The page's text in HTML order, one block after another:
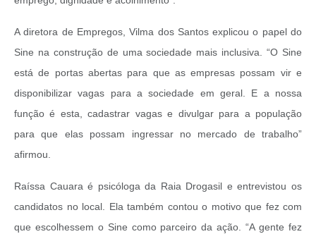
A diretora de Empregos, Vilma dos Santos explicou o papel do
Sine na construção de uma sociedade mais inclusiva. “O Sine
está de portas abertas para que as empresas possam vir e
disponibilizar vagas para a sociedade em geral. E a nossa
função é esta, cadastrar vagas e divulgar para a população
para que elas possam ingressar no mercado de trabalho”
afirmou.
Raíssa Cauara é psicóloga da Raia Drogasil e entrevistou os
candidatos no local. Ela também contou o motivo que fez com
que escolhessem o Sine como parceiro da ação. “A gente fez